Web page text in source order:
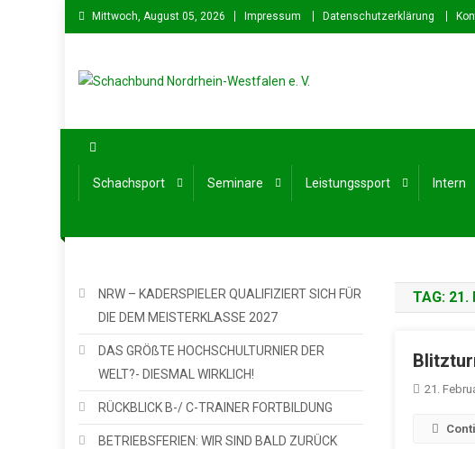
Skip
to
Mittwoch, August 05, 2026 Impressum Datenschutzerklärung
Schachsport Seminare Leistungssport Intern
TAG: 21.
21.
NRW – KADERSPIELER QUALIFIZIERT SICH FÜR
DIE DEM MEISTERKLASSE 2027
DAS GRÖßTE HOCHSCHULTURNIER DER
WELT?- DIESMAL WIRKLICH!
RÜCKBLICK B-/ C-TRAINER FORTBILDUNG
BETRIEBSFERIEN: WIR SIND BALD ZURÜCK